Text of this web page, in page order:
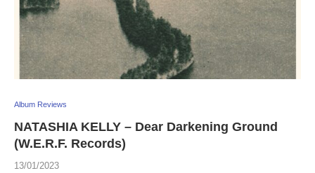
Album Reviews
NATASHIA KELLY – Dear Darkening Ground
(W.E.R.F. Records)
13/01/2023